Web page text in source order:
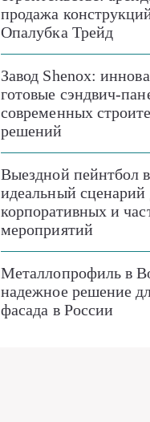
продажа
Опалубка Трейд
Завод Shenox:
готовые сэндвич-
современных
решений
Выездной пейнтбол
идеальный сценарий
корпоративных и
мероприятий
Металлопрофиль в
надежное решение
фасада в России